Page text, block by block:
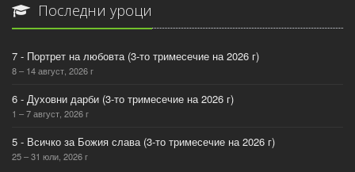
Последни уроци
7 - Портрет на любовта (3-то тримесечие на 2026 г)
8 – 14 август, 2026 г
6 - Духовни дарби (3-то тримесечие на 2026 г)
1 – 7 август, 2026 г
5 - Всичко за Божия слава (3-то тримесечие на 2026 г)
25 – 31 юли, 2026 г